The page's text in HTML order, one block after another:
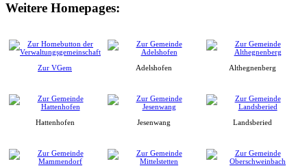
Weitere Homepages:
Zur VGem Adelshofen Althegnenberg
Hattenhofen Jesenwang Landsberied